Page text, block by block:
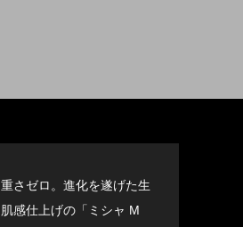
重さゼロ。進化を遂げた生
肌感仕上げの「ミシャ M